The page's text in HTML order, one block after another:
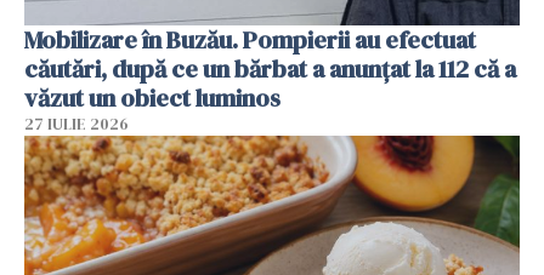
Mobilizare în Buzău. Pompierii au efectuat
căutări, după ce un bărbat a anunțat la 112 că a
văzut un obiect luminos
27 IULIE 2026